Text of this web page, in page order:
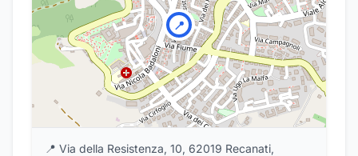
📍
📍 Via della Resistenza, 10, 62019 Recanati,